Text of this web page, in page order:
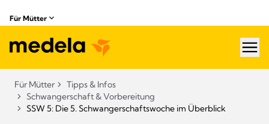
Für Mütter
Für Mütter
Tipps & Infos
Schwangerschaft & Vorbereitung
SSW 5: Die 5. Schwangerschaftswoche im Überblick